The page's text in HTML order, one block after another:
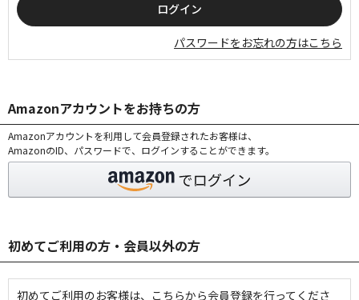
パスワードをお忘れの方はこちら
Amazonアカウントをお持ちの方
Amazonアカウントを利用して会員登録されたお客様は、
AmazonのID、パスワードで、ログインすることができます。
初めてご利用の方・会員以外の方
初めてご利用のお客様は、こちらから会員登録を行ってくださ